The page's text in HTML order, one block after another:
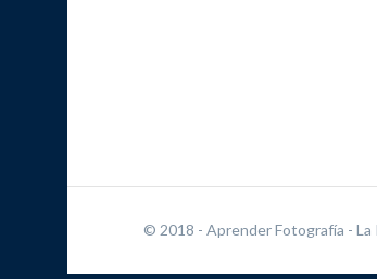
© 2018 - Aprender Fotografía - La